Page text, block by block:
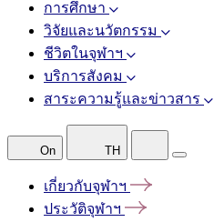
การศึกษา
วิจัยและนวัตกรรม
ชีวิตในจุฬาฯ
บริการสังคม
สาระความรู้และข่าวสาร
On TH
เกี่ยวกับจุฬาฯ
ประวัติจุฬาฯ